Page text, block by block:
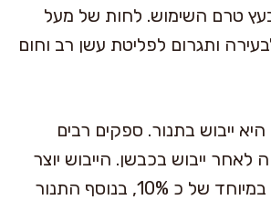
טרם השימוש. לחות של מעל
לבעירה ותגרום לפליטת עשן רב וחום
היא ייבוש בתנור. ספקים רבים
לאחר ייבוש בכבשן. הייבוש יוצר
רמת לחות נמוכה במיוחד של כ 10%, בנוסף התנור